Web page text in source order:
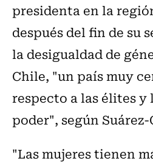
presidenta en la
después del fin de su
la desigualdad de
Chile, "un país muy
respecto a las élites y
poder", según Suárez-
"Las mujeres tienen